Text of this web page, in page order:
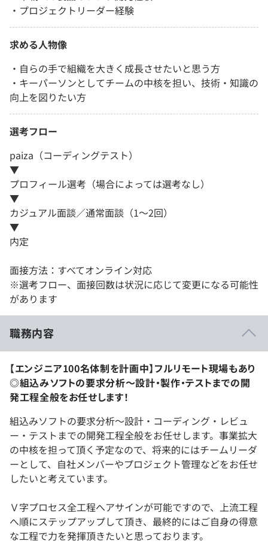
・プロジェクトリーダー経験
求める人物像
・自らの手で組織を大きく成長させたいと思う方
・キーパーソンとしてチームの中核を担い、技術・知識の
向上を図りたい方
選考フロー
paiza（コーディングテスト）
▼
プロフィール選考（場合によっては選考なし）
▼
カジュアル面談／通常面談（1～2回）
▼
内定
面接方法：すべてオンライン対応
※選考フロー、面接回数は状況に応じて変更になる可能性
があります
職務内容
【エンジニア100名体制を計画中】フルリモート現場もあり
◎組込みソフトの要求分析～設計・製作・テストまでの開
発工程全般をお任せします！
組込みソフトの要求分析～設計・コーディング・レビュ
ー・テストまでの開発工程全般をお任せします。事業拡大
の中核を担って頂く予定なので、将来的にはチームリーダ
ーとして、自社メンバーやプロジェクト管理などをお任せ
したいと考えています。
Ｖ字プロセス全工程へアサインが可能ですので、上流工程
へ順にステップアップして頂き、最終的にはご自身の得意
な工程で力を発揮頂きたいと思っております。